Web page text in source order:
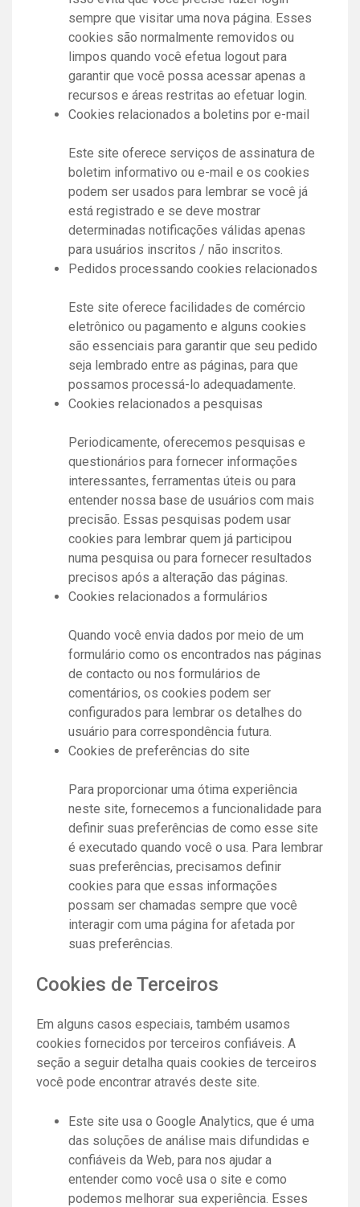
sempre que visitar uma nova página. Esses
cookies são normalmente removidos ou
limpos quando você efetua logout para
garantir que você possa acessar apenas a
recursos e áreas restritas ao efetuar login.
Cookies relacionados a boletins por e-mail
Este site oferece serviços de assinatura de
boletim informativo ou e-mail e os cookies
podem ser usados ​​para lembrar se você já
está registrado e se deve mostrar
determinadas notificações válidas apenas
para usuários inscritos / não inscritos.
Pedidos processando cookies relacionados
Este site oferece facilidades de comércio
eletrônico ou pagamento e alguns cookies
são essenciais para garantir que seu pedido
seja lembrado entre as páginas, para que
possamos processá-lo adequadamente.
Cookies relacionados a pesquisas
Periodicamente, oferecemos pesquisas e
questionários para fornecer informações
interessantes, ferramentas úteis ou para
entender nossa base de usuários com mais
precisão. Essas pesquisas podem usar
cookies para lembrar quem já participou
numa pesquisa ou para fornecer resultados
precisos após a alteração das páginas.
Cookies relacionados a formulários
Quando você envia dados por meio de um
formulário como os encontrados nas páginas
de contacto ou nos formulários de
comentários, os cookies podem ser
configurados para lembrar os detalhes do
usuário para correspondência futura.
Cookies de preferências do site
Para proporcionar uma ótima experiência
neste site, fornecemos a funcionalidade para
definir suas preferências de como esse site
é executado quando você o usa. Para lembrar
suas preferências, precisamos definir
cookies para que essas informações
possam ser chamadas sempre que você
interagir com uma página for afetada por
suas preferências.
Cookies de Terceiros
Em alguns casos especiais, também usamos
cookies fornecidos por terceiros confiáveis. A
seção a seguir detalha quais cookies de terceiros
você pode encontrar através deste site.
Este site usa o Google Analytics, que é uma
das soluções de análise mais difundidas e
confiáveis ​​da Web, para nos ajudar a
entender como você usa o site e como
podemos melhorar sua experiência. Esses